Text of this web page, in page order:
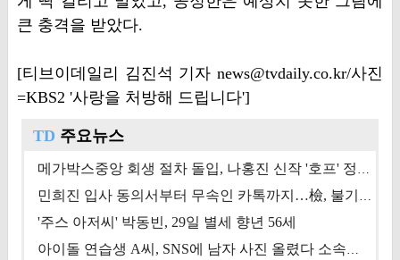
큰 충격을 받았다.
[티브이데일리 김진석 기자 news@tvdaily.co.kr/사진
=KBS2 '사랑을 처방해 드립니다']
TD 주요뉴스
메가박스중앙 회생 절차 돌입, 나홍진 신작 '호프' 정상 개봉에 쏠린 시선 [상반기 결산 기획]
민희진 입사 동의서부터 무속인 카톡까지…檢, 불기소 처분 근거들 [이슈&톡]
'주스 아저씨' 박동빈, 29일 별세 향년 56세
아이돌 연습생 A씨, SNS에 남자 사진 올렸다 소속사 퇴출